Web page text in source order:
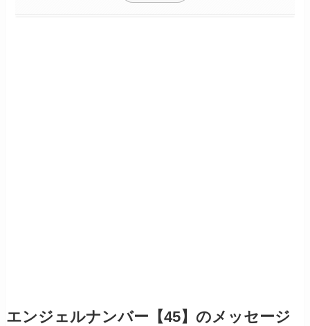
エンジェルナンバー【45】のメッセージ